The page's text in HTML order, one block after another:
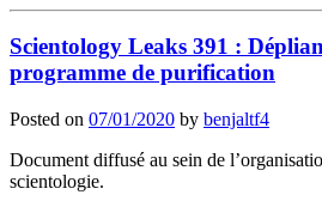
Scientology Leaks 391 :
programme de purification
Posted on 07/01/2020 by benjaltf4
Document diffusé au sein de
scientologie.